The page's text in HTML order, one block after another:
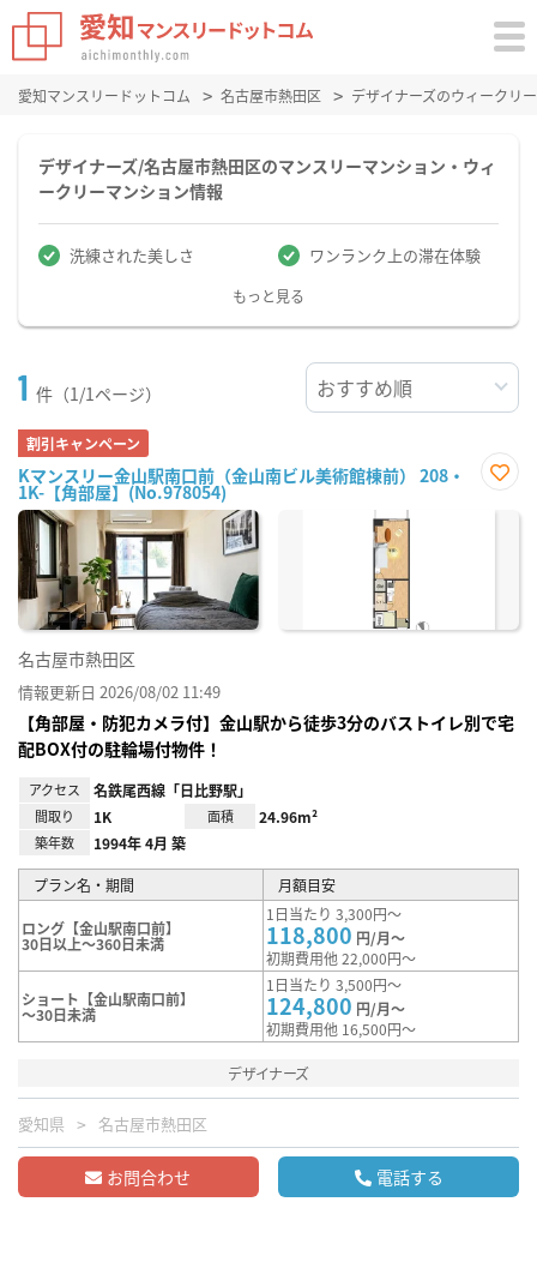
愛知マンスリードットコム 名古屋市熱田区 デザイナーズのウィークリ
デザイナーズ/名古屋市熱田区のマンスリーマンション・ウィ
ークリーマンション情報
洗練された美しさ ワンランク上の滞在体験
もっと見る
1 件（1/1ページ）
割引キャンペーン
Kマンスリー金山駅南口前（金山南ビル美術館棟前） 208・
1K-【角部屋】(No.978054)
に入
名古屋市熱田区
情報更新日 2026/08/02 11:49
【角部屋・防犯カメラ付】金山駅から徒歩3分のバストイレ別で宅
配BOX付の駐輪場付物件！
アクセス 名鉄尾西線「日比野駅」
間取り 1K 面積 24.96m²
築年数 1994年 4月 築
プラン名・期間 月額目安
ロング【金山駅南口前】
30日以上～360日未満
1日当たり 3,300円～
118,800 円/月～
初期費用他 22,000円～
ショート【金山駅南口前】
～30日未満
1日当たり 3,500円～
124,800 円/月～
初期費用他 16,500円～
デザイナーズ
愛知県 名古屋市熱田区
お問合わせ 電話する